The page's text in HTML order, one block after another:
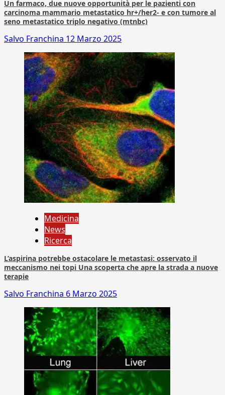
Un farmaco, due nuove opportunità per le pazienti con
carcinoma mammario metastatico hr+/her2- e con tumore al
seno metastatico triplo negativo (mtnbc)
Salvo Franchina 12 Marzo 2025
Medicina
News
Ricerca
L’aspirina potrebbe ostacolare le metastasi: osservato il
meccanismo nei topi Una scoperta che apre la strada a nuove
terapie
Salvo Franchina 6 Marzo 2025